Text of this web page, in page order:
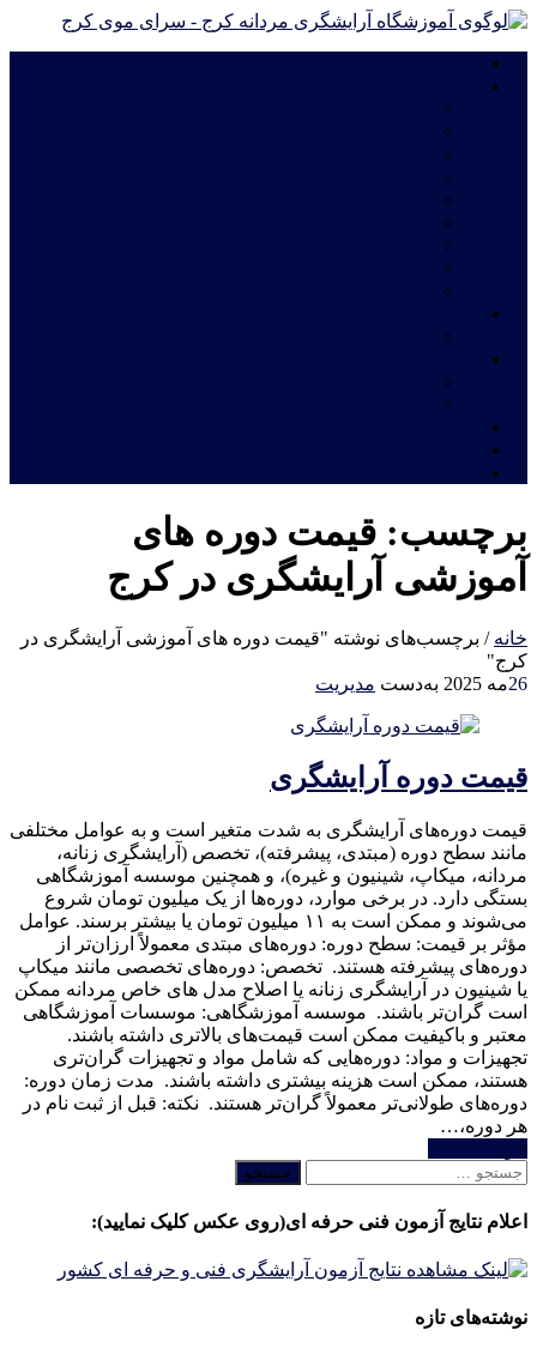
برچسب: قیمت دوره های
آموزشی آرایشگری در کرج
خانه / برچسب‌های نوشته "قیمت دوره های آموزشی آرایشگری در
کرج"
26مه 2025 به‌دست مدیریت
قیمت دوره آرایشگری
قیمت دوره‌های آرایشگری به شدت متغیر است و به عوامل مختلفی
مانند سطح دوره (مبتدی، پیشرفته)، تخصص (آرایشگری زنانه،
مردانه، میکاپ، شینیون و غیره)، و همچنین موسسه آموزشگاهی
بستگی دارد. در برخی موارد، دوره‌ها از یک میلیون تومان شروع
می‌شوند و ممکن است به ۱۱ میلیون تومان یا بیشتر برسند. عوامل
مؤثر بر قیمت: سطح دوره: دوره‌های مبتدی معمولاً ارزان‌تر از
دوره‌های پیشرفته هستند. تخصص: دوره‌های تخصصی مانند میکاپ
یا شینیون در آرایشگری زنانه یا اصلاح مدل های خاص مردانه ممکن
است گران‌تر باشند. موسسه آموزشگاهی: موسسات آموزشگاهی
معتبر و باکیفیت ممکن است قیمت‌های بالاتری داشته باشند.
تجهیزات و مواد: دوره‌هایی که شامل مواد و تجهیزات گران‌تری
هستند، ممکن است هزینه بیشتری داشته باشند. مدت زمان دوره:
دوره‌های طولانی‌تر معمولاً گران‌تر هستند. نکته: قبل از ثبت نام در
هر دوره،…
جستجو
اعلام نتایج آزمون فنی حرفه ای(روی عکس کلیک نمایید):
نوشته‌های تازه